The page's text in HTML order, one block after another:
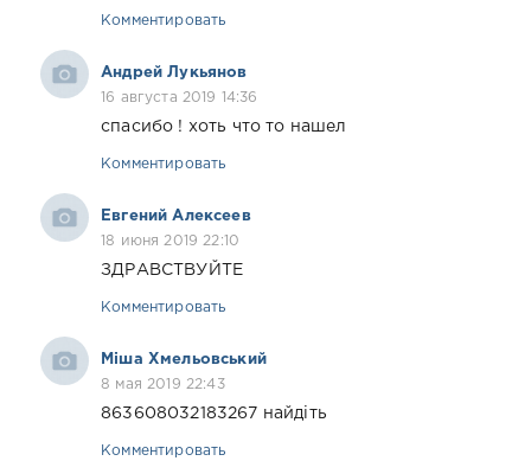
Комментировать
Андрей Лукьянов
16 августа 2019 14:36
спасибо ! хоть что то нашел
Комментировать
Евгений Алексеев
18 июня 2019 22:10
ЗДРАВСТВУЙТЕ
Комментировать
Міша Хмельовський
8 мая 2019 22:43
863608032183267 найдіть
Комментировать